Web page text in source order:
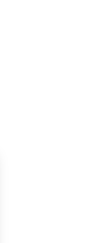
14 jours pour
frais de retour